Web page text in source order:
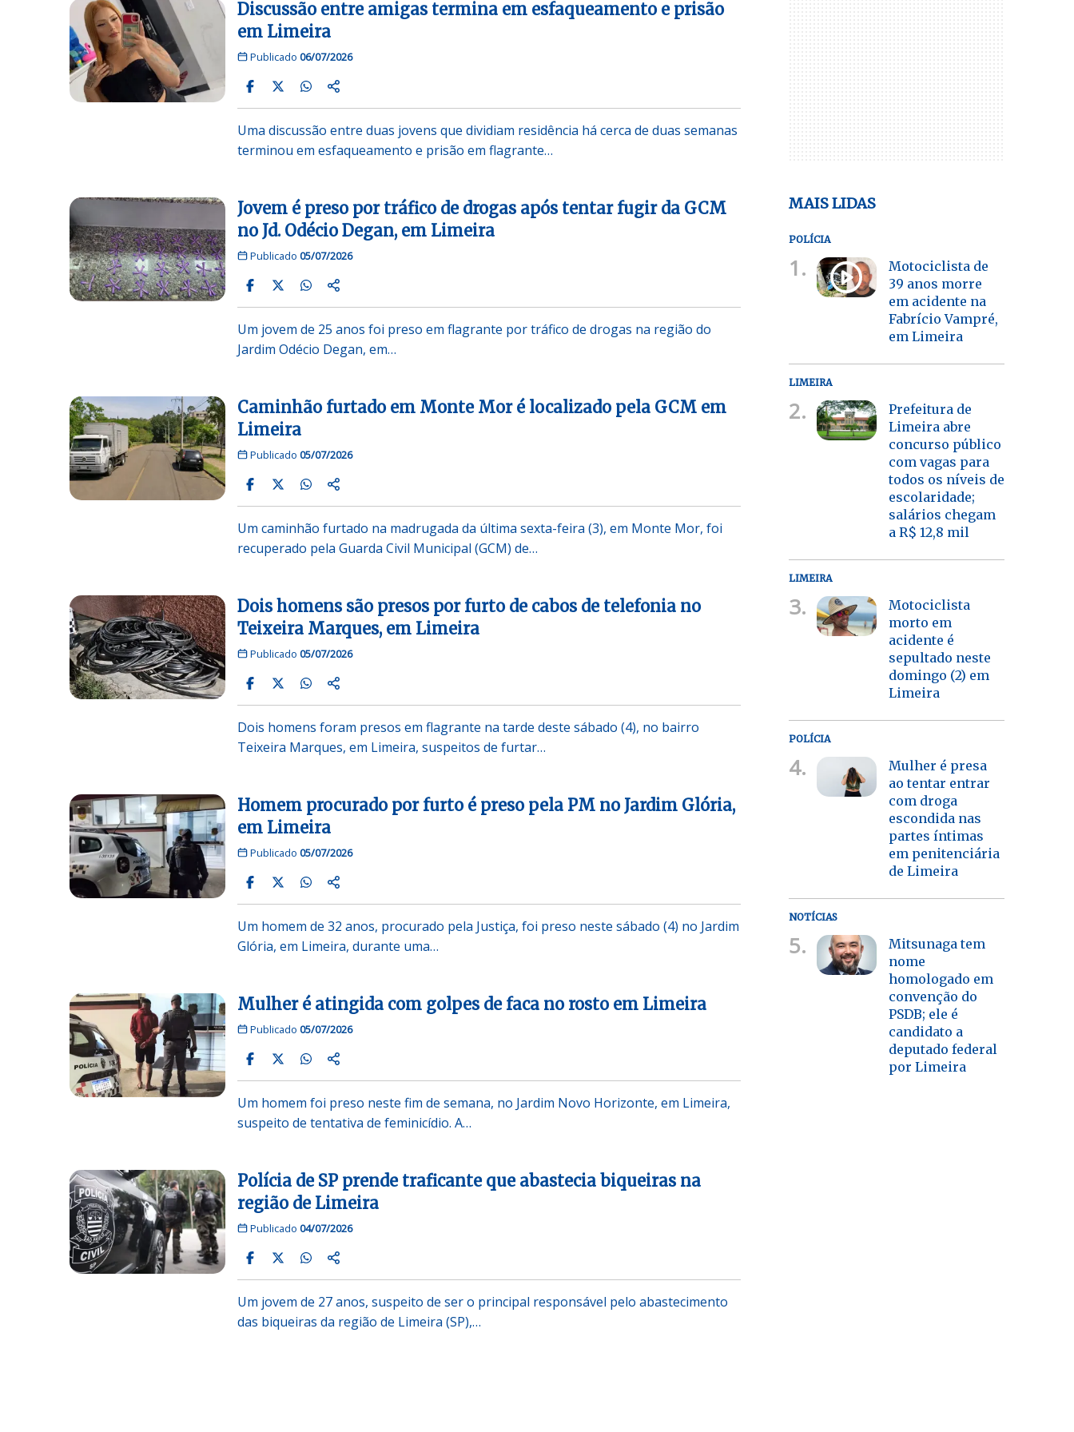
Discussão entre amigas termina em esfaqueamento e prisão
em Limeira
Publicado 06/07/2026
Uma discussão entre duas jovens que dividiam residência há cerca de duas semanas
terminou em esfaqueamento e prisão em flagrante…
Jovem é preso por tráfico de drogas após tentar fugir da GCM
no Jd. Odécio Degan, em Limeira
Publicado 05/07/2026
Um jovem de 25 anos foi preso em flagrante por tráfico de drogas na região do
Jardim Odécio Degan, em…
Caminhão furtado em Monte Mor é localizado pela GCM em
Limeira
Publicado 05/07/2026
Um caminhão furtado na madrugada da última sexta-feira (3), em Monte Mor, foi
recuperado pela Guarda Civil Municipal (GCM) de…
Dois homens são presos por furto de cabos de telefonia no
Teixeira Marques, em Limeira
Publicado 05/07/2026
Dois homens foram presos em flagrante na tarde deste sábado (4), no bairro
Teixeira Marques, em Limeira, suspeitos de furtar…
Homem procurado por furto é preso pela PM no Jardim Glória,
em Limeira
Publicado 05/07/2026
Um homem de 32 anos, procurado pela Justiça, foi preso neste sábado (4) no Jardim
Glória, em Limeira, durante uma…
Mulher é atingida com golpes de faca no rosto em Limeira
Publicado 05/07/2026
Um homem foi preso neste fim de semana, no Jardim Novo Horizonte, em Limeira,
suspeito de tentativa de feminicídio. A…
Polícia de SP prende traficante que abastecia biqueiras na
região de Limeira
Publicado 04/07/2026
Um jovem de 27 anos, suspeito de ser o principal responsável pelo abastecimento
das biqueiras da região de Limeira (SP),…
MAIS LIDAS
POLÍCIA
1.
Motociclista de
39 anos morre
em acidente na
Fabrício Vampré,
em Limeira
LIMEIRA
2.
Prefeitura de
Limeira abre
concurso público
com vagas para
todos os níveis de
escolaridade;
salários chegam
a R$ 12,8 mil
LIMEIRA
3.
Motociclista
morto em
acidente é
sepultado neste
domingo (2) em
Limeira
POLÍCIA
4.
Mulher é presa
ao tentar entrar
com droga
escondida nas
partes íntimas
em penitenciária
de Limeira
NOTÍCIAS
5.
Mitsunaga tem
nome
homologado em
convenção do
PSDB; ele é
candidato a
deputado federal
por Limeira